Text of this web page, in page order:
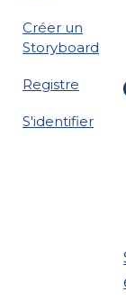
Créer un
Storyboard
Registre
S'identifier